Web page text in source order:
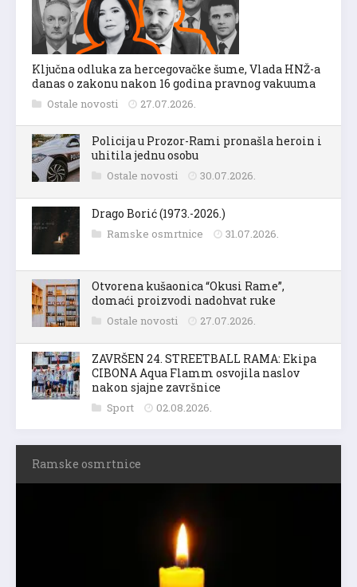
Ključna odluka za hercegovačke šume, Vlada HNŽ-a
danas o zakonu nakon 16 godina pravnog vakuuma
Ostale novosti 27.07.2026.
Policija u Prozor-Rami pronašla heroin i
uhitila jednu osobu
Ostale novosti 30.07.2026.
Drago Borić (1973.-2026.)
Ramske osmrtnice 31.07.2026.
Otvorena kušaonica “Okusi Rame”,
domaći proizvodi nadohvat ruke
Ostale novosti 27.07.2026.
ZAVRŠEN 24. STREETBALL RAMA: Ekipa
CIBONA Aqua Flamm osvojila naslov
nakon sjajne završnice
Sport 02.08.2026.
Ramske osmrtnice